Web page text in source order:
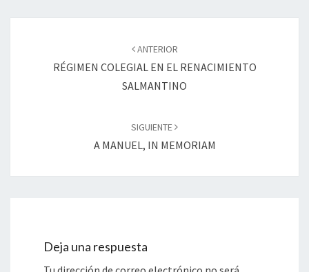
entradas
ANTERIOR
RÉGIMEN COLEGIAL EN EL RENACIMIENTO
SALMANTINO
SIGUIENTE
A MANUEL, IN MEMORIAM
Deja una respuesta